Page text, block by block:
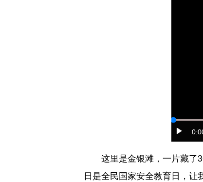
这里是金银滩，一片藏了
日是全民国家安全教育日，